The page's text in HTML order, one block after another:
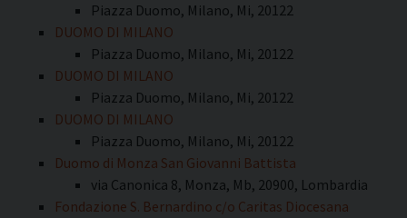
Piazza Duomo, Milano, Mi, 20122
DUOMO DI MILANO
Piazza Duomo, Milano, Mi, 20122
DUOMO DI MILANO
Piazza Duomo, Milano, Mi, 20122
DUOMO DI MILANO
Piazza Duomo, Milano, Mi, 20122
Duomo di Monza San Giovanni Battista
via Canonica 8, Monza, Mb, 20900, Lombardia
Fondazione S. Bernardino c/o Caritas Diocesana